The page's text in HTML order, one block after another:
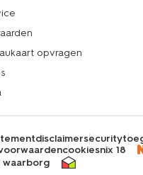
opvragen
disclaimersecurity
cookiesnix 18
waarborg